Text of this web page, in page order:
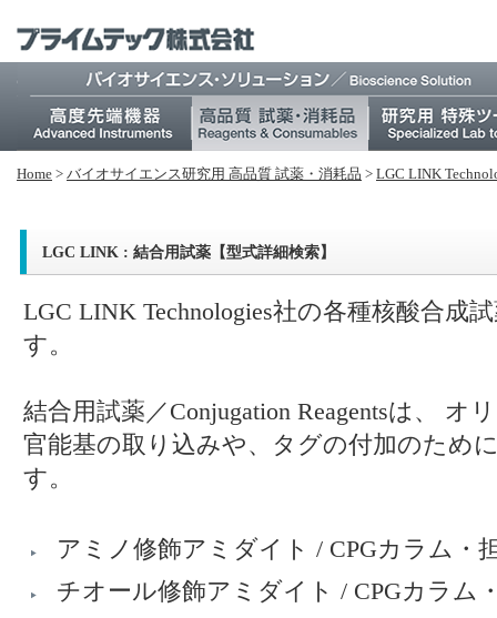
Home > バイオサイエンス研究⽤ 高品質 試薬・消耗品 > LGC LINK
LGC LINK : 結合用試薬【型式詳細検索】
LGC LINK Technologies社の各種核酸合成
す。
結合用試薬／Conjugation Reagentsは、 オ
官能基の取り込みや、タグの付加のため
す。
アミノ修飾アミダイト / CPGカラム・
チオール修飾アミダイト / CPGカラム